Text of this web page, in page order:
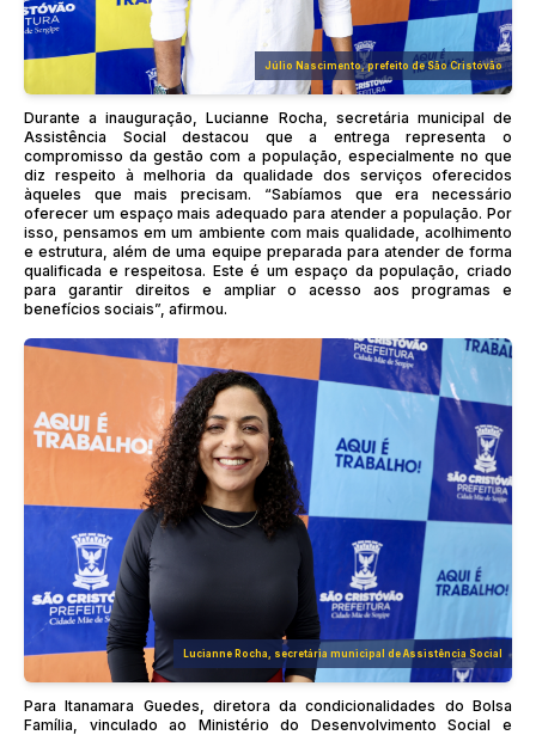
Júlio Nascimento, prefeito de São Cristóvão
Durante a inauguração, Lucianne Rocha, secretária municipal de
Assistência Social destacou que a entrega representa o
compromisso da gestão com a população, especialmente no que
diz respeito à melhoria da qualidade dos serviços oferecidos
àqueles que mais precisam. “Sabíamos que era necessário
oferecer um espaço mais adequado para atender a população. Por
isso, pensamos em um ambiente com mais qualidade, acolhimento
e estrutura, além de uma equipe preparada para atender de forma
qualificada e respeitosa. Este é um espaço da população, criado
para garantir direitos e ampliar o acesso aos programas e
benefícios sociais”, afirmou.
Lucianne Rocha, secretária municipal de Assistência Social
Para Itanamara Guedes, diretora da condicionalidades do Bolsa
Família, vinculado ao Ministério do Desenvolvimento Social e